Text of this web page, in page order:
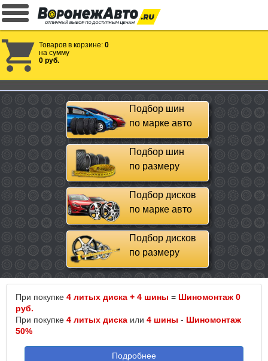
Товаров в корзине: 0
на сумму
0 руб.
Подбор шин
по марке авто
Подбор шин
по размеру
Подбор дисков
по марке авто
Подбор дисков
по размеру
При покупке 4 литых диска + 4 шины = Шиномонтаж 0
руб.
При покупке 4 литых диска или 4 шины - Шиномонтаж
50%
Подробнее